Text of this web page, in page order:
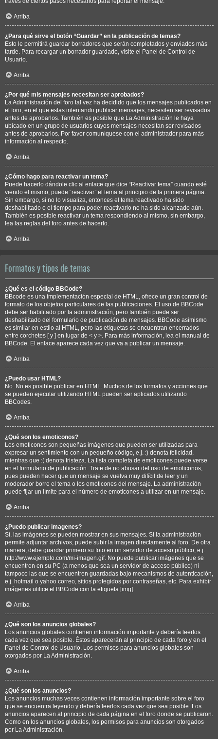
Arriba
¿Para qué sirve el botón “Guardar” en la publicación de temas?
Esto le permitirá guardar borradores que serán completados y enviados más
tarde. Para recargar un borrador guardado, visite el Panel de Control de
Usuario.
Arriba
¿Por qué mis mensajes necesitan ser aprobados?
La Administración del foro tal vez ha decidido que los mensajes publicados en
el foro, en el que estas intentando publicar mensajes, necesiten ser revisados
antes de aprobarlos. También es posible que La Administración le haya
ubicado en un grupo de usuarios cuyos mensajes necesitan ser revisados
antes de aprobarlos. Por favor comuníquese con el administrador para más
información al respecto.
Arriba
¿Cómo hago para reactivar un tema?
Puede hacerlo dándole clic al enlace que dice “Reactivar tema” cuando esté
viendo el mismo, puede “reactivar” el tema al principio de la primera página.
Sin embargo, si no lo visualiza, entonces el tema reactivado ha sido
deshabilitado o el tiempo para poder reactivarlo no ha sido alcanzado aún.
También es posible reactivar un tema respondiendo al mismo, sin embargo,
lea las reglas del foro antes de hacerlo.
Arriba
Formatos y tipos de temas
¿Qué es el código BBCode?
BBcode es una implementación especial de HTML, ofrece un gran control de
formato de los objetos particulares de las publicaciones. El uso de BBCode
debe ser habilitado por la administración, pero también puede ser
deshabilitado del formulario de publicación de mensajes. BBCode asimismo
es similar en estilo al HTML, pero las etiquetas se encuentran encerrados
entre corchetes [ y ] en lugar de < y >. Para más información, lea el manual de
BBCode. El enlace aparece cada vez que va a publicar un mensaje.
Arriba
¿Puedo usar HTML?
No. No es posible publicar en HTML. Muchos de los formatos y acciones que
se pueden ejecutar utilizando HTML pueden ser aplicados utilizando
BBCodes.
Arriba
¿Qué son los emoticonos?
Los emoticonos son pequeñas imágenes que pueden ser utilizadas para
expresar un sentimiento con un pequeño código, e.j. :) denota felicidad,
mientras que :( denota tristeza. La lista completa de emoticones puede verse
en el formulario de publicación. Trate de no abusar del uso de emoticonos,
pues pueden hacer que un mensaje se vuelva muy difícil de leer y un
moderador borre el tema o los emoticones del mensaje. La administración
puede fijar un límite para el número de emoticones a utilizar en un mensaje.
Arriba
¿Puedo publicar imagenes?
Sí, las imágenes se pueden mostrar en sus mensajes. Si la administración
permite adjuntar archivos, puede subir la imagen directamente al foro. De otra
manera, debe guardar primero su foto en un servidor de acceso público, e.j.
http://www.ejemplo.com/mi-imagen.gif. No puede publicar imágenes que se
encuentren en su PC (a menos que sea un servidor de acceso público) ni
tampoco las que se encuentren guardadas bajo mecanismos de autenticación,
e.j. hotmail o yahoo correo, sitios protegidos por contraseñas, etc. Para exhibir
imágenes utilice el BBCode con la etiqueta [img].
Arriba
¿Qué son los anuncios globales?
Los anuncios globales contienen información importante y debería leerlos
cada vez que sea posible. Éstos aparecerán al principio de cada foro y en el
Panel de Control de Usuario. Los permisos para anuncios globales son
otorgados por La Administración.
Arriba
¿Qué son los anuncios?
Los anuncios muchas veces contienen información importante sobre el foro
que se encuentra leyendo y debería leerlos cada vez que sea posible. Los
anuncios aparecen al principio de cada página en el foro donde se publicaron.
Como en los anuncios globales, los permisos para anuncios son otorgados
por La Administración.